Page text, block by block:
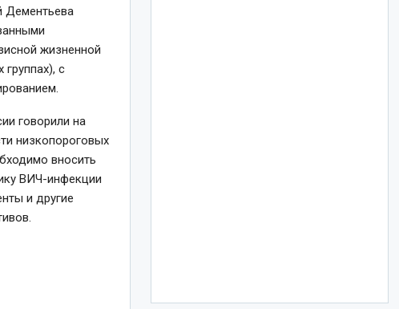
Дементьева
жизненной
с
говорили на
низкопороговых
вносить
ВИЧ-инфекции
и другие